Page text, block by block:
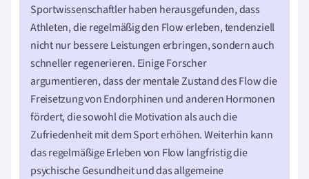
Sportwissenschaftler haben herausgefunden, dass
Athleten, die regelmäßig den Flow erleben, tendenziell
nicht nur bessere Leistungen erbringen, sondern auch
schneller regenerieren. Einige Forscher
argumentieren, dass der mentale Zustand des Flow die
Freisetzung von Endorphinen und anderen Hormonen
fördert, die sowohl die Motivation als auch die
Zufriedenheit mit dem Sport erhöhen. Weiterhin kann
das regelmäßige Erleben von Flow langfristig die
psychische Gesundheit und das allgemeine